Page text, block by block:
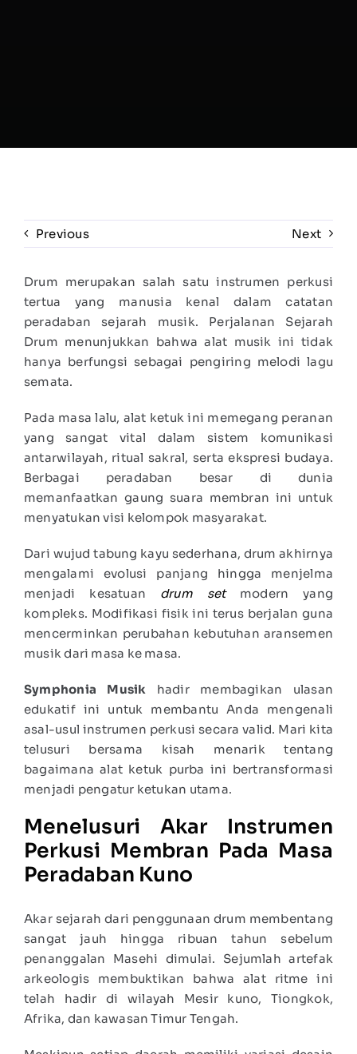
Previous Next
Drum merupakan salah satu instrumen perkusi
tertua yang manusia kenal dalam catatan
peradaban sejarah musik. Perjalanan Sejarah
Drum menunjukkan bahwa alat musik ini tidak
hanya berfungsi sebagai pengiring melodi lagu
semata.
Pada masa lalu, alat ketuk ini memegang peranan
yang sangat vital dalam sistem komunikasi
antarwilayah, ritual sakral, serta ekspresi budaya.
Berbagai peradaban besar di dunia
memanfaatkan gaung suara membran ini untuk
menyatukan visi kelompok masyarakat.
Dari wujud tabung kayu sederhana, drum akhirnya
mengalami evolusi panjang hingga menjelma
menjadi kesatuan drum setmodern yang
kompleks. Modifikasi fisik ini terus berjalan guna
mencerminkan perubahan kebutuhan aransemen
musik dari masa ke masa.
Symphonia Musik hadir membagikan ulasan
edukatif ini untuk membantu Anda mengenali
asal-usul instrumen perkusi secara valid. Mari kita
telusuri bersama kisah menarik tentang
bagaimana alat ketuk purba ini bertransformasi
menjadi pengatur ketukan utama.
Menelusuri Akar Instrumen
Perkusi Membran Pada Masa
Peradaban Kuno
Akar sejarah dari penggunaan drum membentang
sangat jauh hingga ribuan tahun sebelum
penanggalan Masehi dimulai. Sejumlah artefak
arkeologis membuktikan bahwa alat ritme ini
telah hadir di wilayah Mesir kuno, Tiongkok,
Afrika, dan kawasan Timur Tengah.